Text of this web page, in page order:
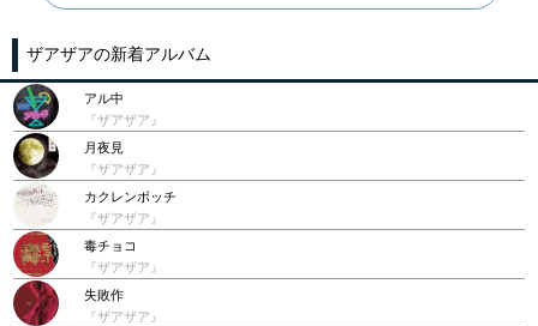
ザアザアの新着アルバム
アル中
『ザアザア』
月夜見
『ザアザア』
カクレンボッチ
『ザアザア』
毒チョコ
『ザアザア』
失敗作
『ザアザア』